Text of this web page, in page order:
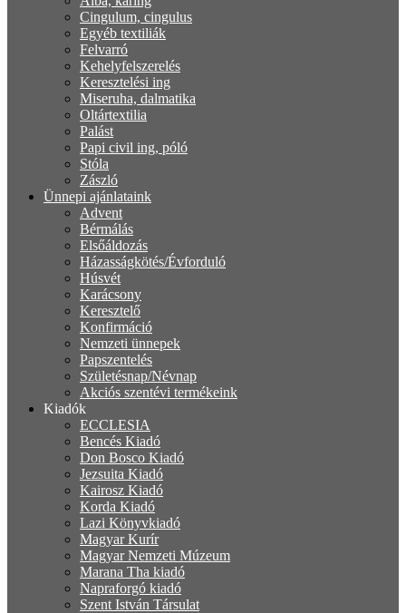
Cingulum, cingulus
Egyéb textiliák
Felvarró
Kehelyfelszerelés
Keresztelési ing
Miseruha, dalmatika
Oltártextilia
Palást
Papi civil ing, póló
Stóla
Zászló
Ünnepi ajánlataink
Advent
Bérmálás
Elsőáldozás
Házasságkötés/Évforduló
Húsvét
Karácsony
Keresztelő
Konfirmáció
Nemzeti ünnepek
Papszentelés
Születésnap/Névnap
Akciós szentévi termékeink
Kiadók
ECCLESIA
Bencés Kiadó
Don Bosco Kiadó
Jezsuita Kiadó
Kairosz Kiadó
Korda Kiadó
Lazi Könyvkiadó
Magyar Kurír
Magyar Nemzeti Múzeum
Marana Tha kiadó
Napraforgó kiadó
Szent István Társulat